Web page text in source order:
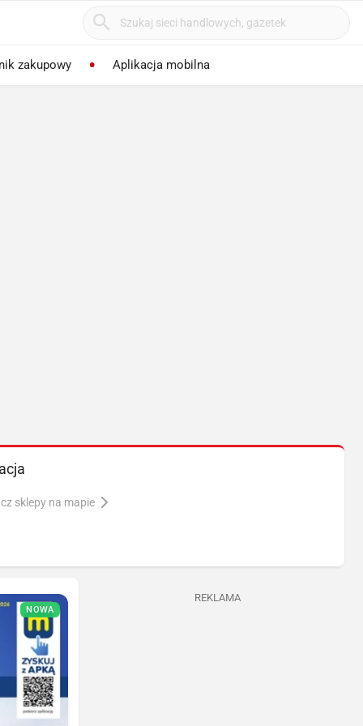
zakupowy Aplikacja mobilna
sklepy na mapie
NOWA
REKLAMA